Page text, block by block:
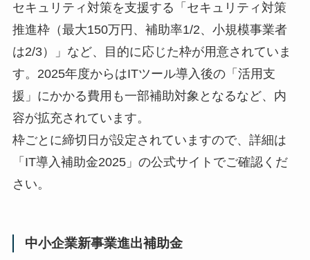
セキュリティ対策を支援する「セキュリティ対策
推進枠（最大150万円、補助率1/2、小規模事業者
は2/3）」など、目的に応じた枠が用意されていま
す。2025年度からはITツール導入後の「活用支
援」にかかる費用も一部補助対象となるなど、内
容が拡充されています。
枠ごとに締切日が設定されていますので、詳細は
「IT導入補助金2025」の公式サイトでご確認くだ
さい。
中小企業新事業進出補助金